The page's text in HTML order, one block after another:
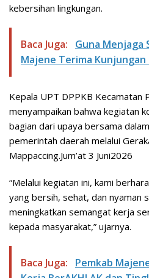
kebersihan lingkungan.
Baca Juga:
Guna Menjaga
Majene Terima Kunjungan
Kepala UPT DPPKB Kecamatan
menyampaikan bahwa kegiatan
bagian dari upaya bersama
pemerintah daerah melalui
Mappaccing.Jum’at 3 Juni2026
“Melalui kegiatan ini, kami
yang bersih, sehat, dan nyaman
meningkatkan semangat kerja
kepada masyarakat,” ujarnya.
Baca Juga:
Pemkab